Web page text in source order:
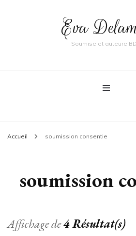
Eva
Soumise et auteure
Accueil soumission consentie
soumission
Affichage de4 Résultat(s)